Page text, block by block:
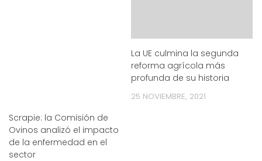
Scrapie: la Comisión de
Ovinos analizó el impacto
de la enfermedad en el
sector
La UE culmina la segunda
reforma agrícola más
profunda de su historia
25 NOVIEMBRE, 2021